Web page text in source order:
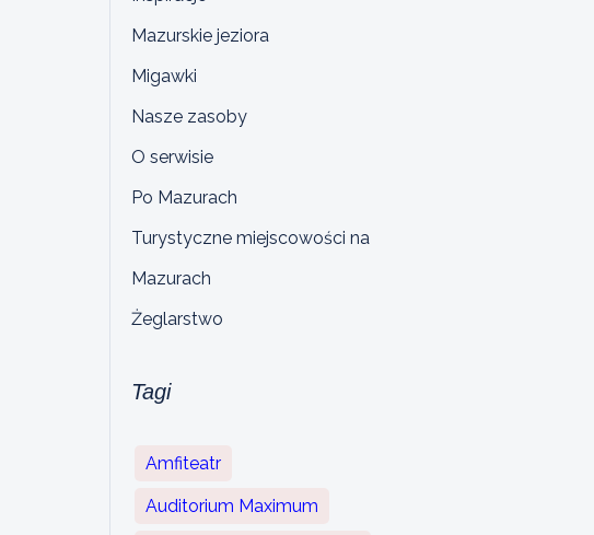
Mazurskie jeziora
Migawki
Nasze zasoby
O serwisie
Po Mazurach
Turystyczne miejscowości na
Mazurach
Żeglarstwo
Tagi
Amfiteatr
Auditorium Maximum